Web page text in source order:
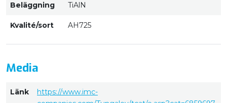
Beläggning TiAlN
Kvalité/sort AH725
Media
Länk
https://www.imc-